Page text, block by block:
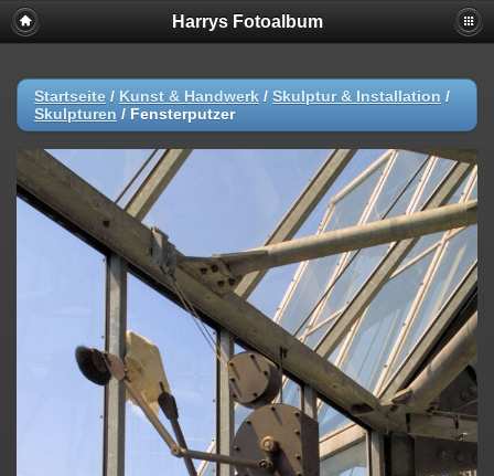
Harrys Fotoalbum
Startseite / Kunst & Handwerk / Skulptur & Installation /
Skulpturen / Fensterputzer